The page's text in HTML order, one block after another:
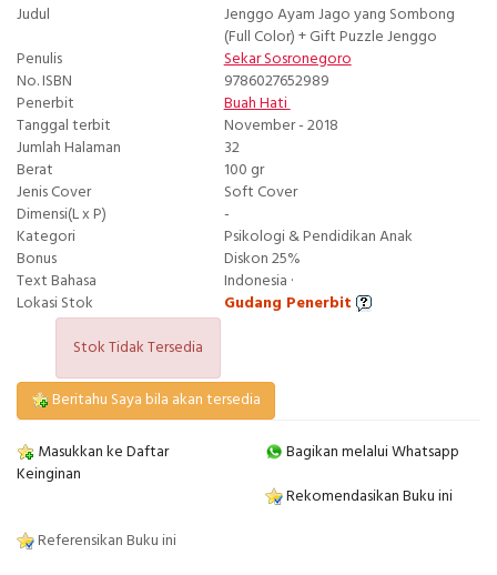
Judul
Jenggo Ayam Jago yang Sombong
(Full Color) + Gift Puzzle Jenggo
Penulis
Sekar Sosronegoro
No. ISBN
9786027652989
Penerbit
Buah Hati
Tanggal terbit
November - 2018
Jumlah Halaman
32
Berat
100 gr
Jenis Cover
Soft Cover
Dimensi(L x P)
-
Kategori
Psikologi & Pendidikan Anak
Bonus
Diskon 25%
Text Bahasa
Indonesia ·
Lokasi Stok
Gudang Penerbit
Stok Tidak Tersedia
Beritahu Saya bila akan tersedia
Masukkan ke Daftar
Keinginan
Bagikan melalui Whatsapp
Rekomendasikan Buku ini
Referensikan Buku ini